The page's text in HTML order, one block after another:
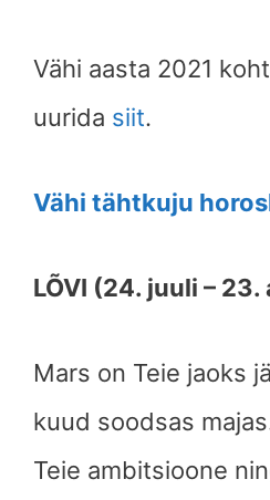
Vähi aasta 2021
uurida siit.
Vähi tähtkuju
LÕVI (24. juuli –
Mars on Teie jaoks
kuud soodsas
Teie ambitsioone